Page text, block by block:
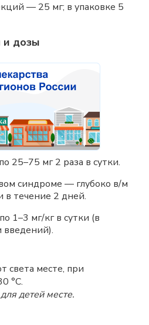
— 25 мг; в упаковке 5
и дозы
25–75 мг 2 раза в сутки.
синдроме — глубоко в/м
в течение 2 дней.
1–3 мг/кг в сутки (в
введений).
света месте, при
°C.
детей месте.